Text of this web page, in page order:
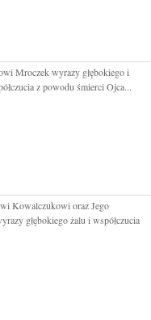
Mroczek wyrazy głębokiego i
z powodu śmierci Ojca...
Kowalczukowi oraz Jego
głębokiego żalu i współczucia